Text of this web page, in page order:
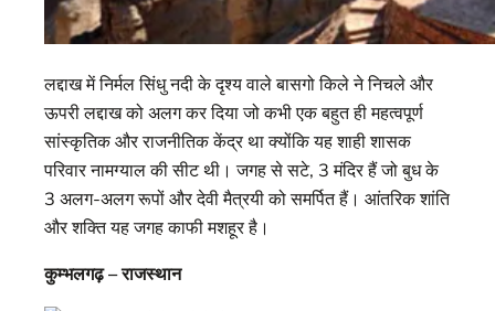
लद्दाख में निर्मल सिंधु नदी के दृश्य वाले बासगो किले ने निचले और
ऊपरी लद्दाख को अलग कर दिया जो कभी एक बहुत ही महत्वपूर्ण
सांस्कृतिक और राजनीतिक केंद्र था क्योंकि यह शाही शासक
परिवार नामग्याल की सीट थी। जगह से सटे, 3 मंदिर हैं जो बुध के
3 अलग-अलग रूपों और देवी मैत्रयी को समर्पित हैं। आंतरिक शांति
और शक्ति यह जगह काफी मशहूर है।
कुम्भलगढ़ – राजस्थान